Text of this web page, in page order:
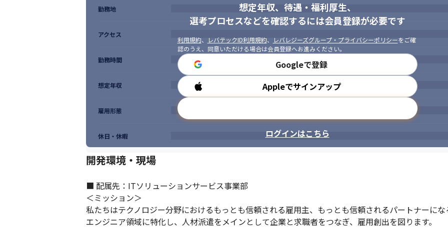
想定年収、待遇・福利厚生、
選考プロセスなどを確認するには会員登録が必要です
利用規約、 レバテックID利用規約、 レバレジーズグループ・プライバシーポリシーをご確
認のうえ、同意いただける場合は会員登録へお進みください。
Googleで登録
Appleでサインアップ
ログインはこちら
勤務地
アクセス
勤務時間
想定年収
雇用形態
休日・休暇
開発環境・現場
■ 配属先：ITソリューションサービス事業部
＜ミッション＞
私たちはテクノロジー分野におけるもっとも信頼される雇用主、もっとも信頼されるパートナーにな
エンジニア領域に特化し、人材派遣をメインとして企業と求職者をつなぎ、雇用創出を図ります。